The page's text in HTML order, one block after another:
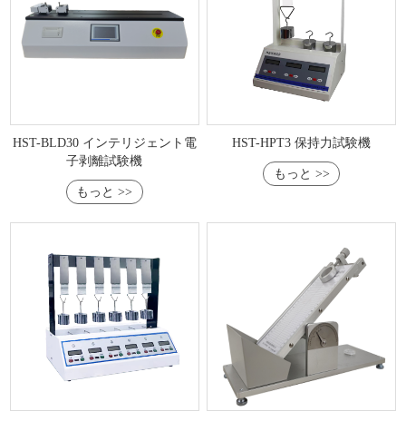
HST-BLD30 インテリジェント電
子剥離試験機
もっと >>
HST-HPT3 保持力試験機
もっと >>